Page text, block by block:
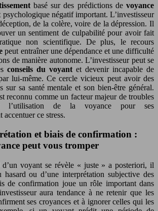
basé sur des prédictions de voyance
négatif important. L’investisseur
de la colère, voire de la dépression. Il
un sentiment de culpabilité pour avoir fait
non scientifique. De plus, le recours
peut entraîner une dépendance et une difficulté
de manière autonome. L’investisseur peut se
conseils du voyant et devenir incapable de
lui-même. Ce cercle vicieux peut avoir des
sur sa santé mentale et son bien-être général.
reconnu comme un facteur majeur de troubles
l’utilisation de la voyance pour ses
accentuer ce stress.
et biais de confirmation :
peut vous tromper
voyant se révèle « juste » a posteriori, il
ou d’une interprétation subjective des
de confirmation joue un rôle important dans
aura tendance à ne retenir que les
ses croyances et à ignorer celles qui les